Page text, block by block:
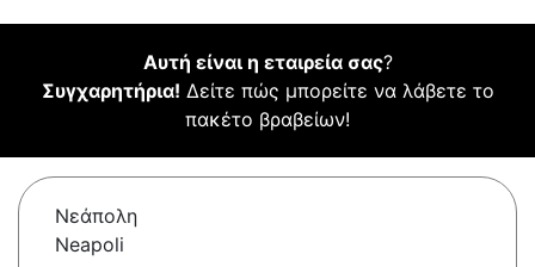
Αυτή είναι η εταιρεία σας?
Συγχαρητήρια! Δείτε πώς μπορείτε να λάβετε το
πακέτο βραβείων!
Νεάπολη
Neapoli